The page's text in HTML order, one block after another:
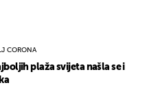
CORONA
plaža svijeta našla se i